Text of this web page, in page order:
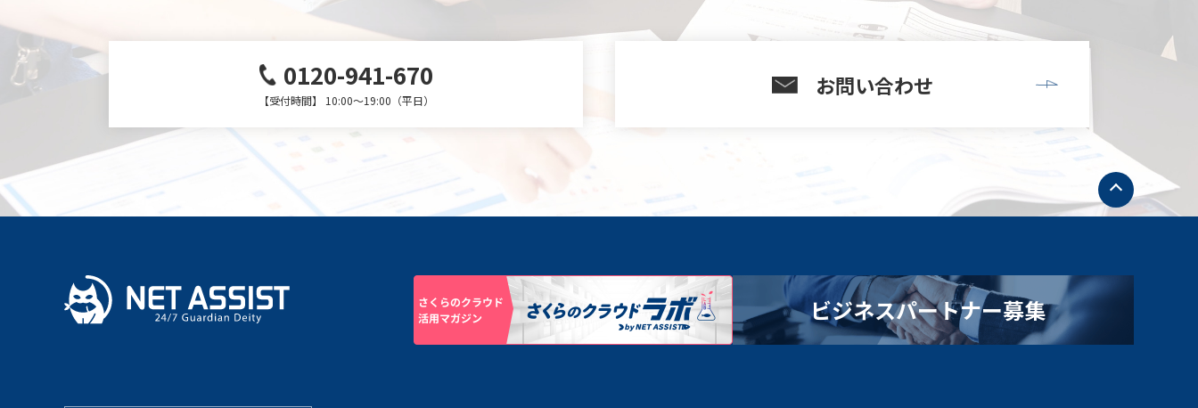
0120-941-670
【受付時間】 10:00～19:00（平日）
お問い合わせ
ト
ッ
プ
へ
ビジネスパートナー募集